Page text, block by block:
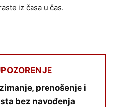
iz časa u čas.
prenošenje i
bez navođenja